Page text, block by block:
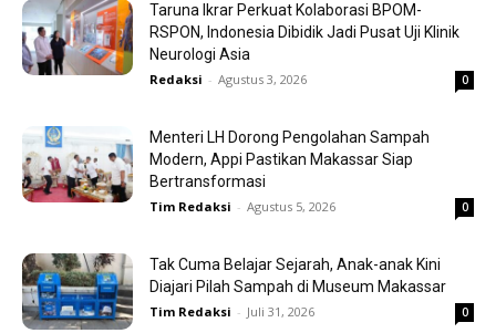
Taruna Ikrar Perkuat Kolaborasi BPOM-
RSPON, Indonesia Dibidik Jadi Pusat Uji Klinik
Neurologi Asia
Redaksi - Agustus 3, 2026 0
Menteri LH Dorong Pengolahan Sampah
Modern, Appi Pastikan Makassar Siap
Bertransformasi
Tim Redaksi - Agustus 5, 2026 0
Tak Cuma Belajar Sejarah, Anak-anak Kini
Diajari Pilah Sampah di Museum Makassar
Tim Redaksi - Juli 31, 2026 0